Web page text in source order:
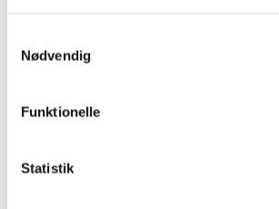
Nødvendig
Funktionelle
Statistik
...
...
...